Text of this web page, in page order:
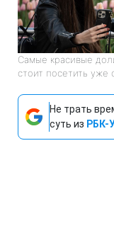
Самые красивые
стоит посетить уже
Не трать
суть из РБК-